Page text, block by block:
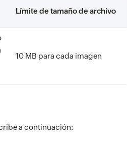
Límite de tamaño de archivo
10 MB para cada imagen
a continuación: